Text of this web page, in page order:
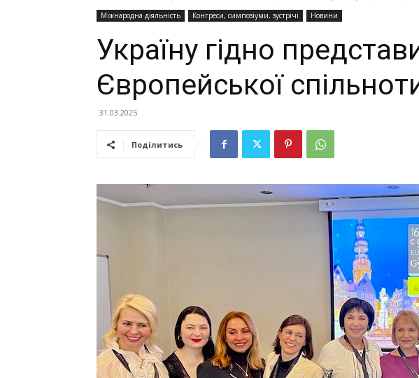
Міжнародна діяльність Конгреси, симпозіуми, зустрічі Новини
Україну гідно
Європейської
31.03.2025
Поділитись